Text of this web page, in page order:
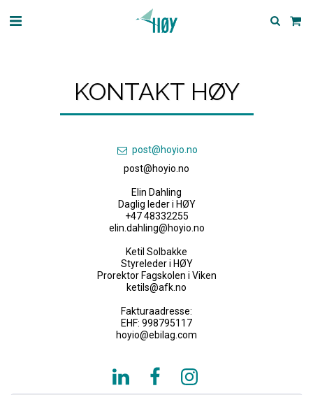
KONTAKT HØY
post@hoyio.no
post@hoyio.no
Elin Dahling
Daglig leder i HØY
+47 48332255
elin.dahling@hoyio.no
Ketil Solbakke
Styreleder i HØY
Prorektor Fagskolen i Viken
ketils@afk.no
Fakturaadresse:
EHF: 998795117
hoyio@ebilag.com